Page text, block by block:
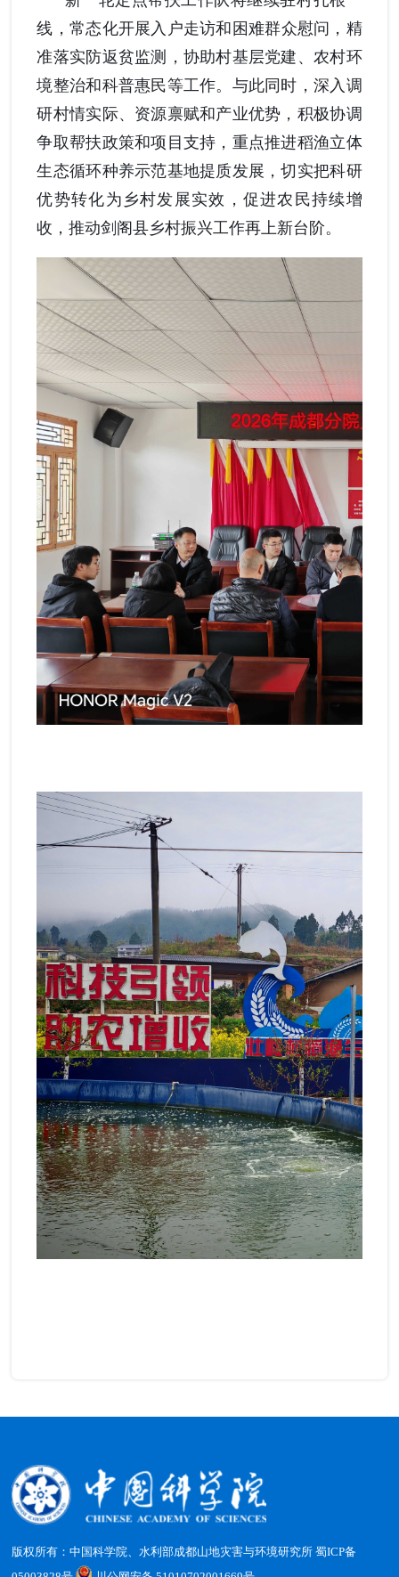
线，常态化开展入户走访和 困难群众慰问，精
准落实防返贫监测
， 协助村基层党建、农村环
境整治和科普惠民等工作。与此同时，深入调
研村情实际、资源禀赋和产业优势，积极协调
争取帮扶政策和项目支持，重点推进稻渔立体
生态循环种养示范基地提质发展，切实把科研
优势转化为乡村发展实效，促进农民持续增
收 ，推动剑阁县乡村振兴工作再上新台阶。
版权所有：中国科学院、水利部成都山地灾害与环境研究所蜀ICP备